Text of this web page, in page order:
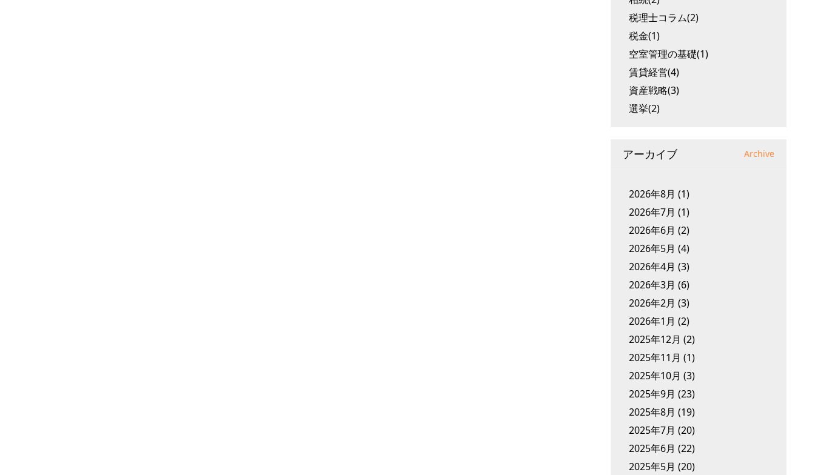
税理士コラム(2)
税金(1)
空室管理の基礎(1)
賃貸経営(4)
資産戦略(3)
選挙(2)
アーカイブ Archive
2026年8月 (1)
2026年7月 (1)
2026年6月 (2)
2026年5月 (4)
2026年4月 (3)
2026年3月 (6)
2026年2月 (3)
2026年1月 (2)
2025年12月 (2)
2025年11月 (1)
2025年10月 (3)
2025年9月 (23)
2025年8月 (19)
2025年7月 (20)
2025年6月 (22)
2025年5月 (20)